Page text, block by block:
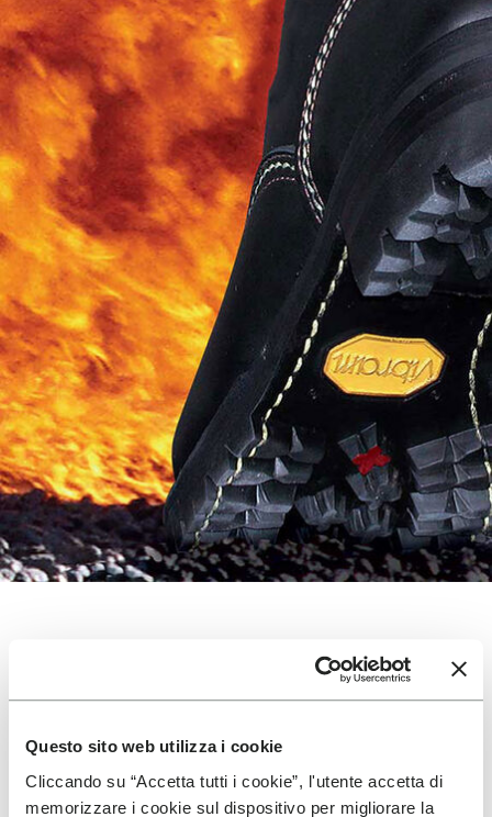
Questo sito web utilizza i cookie
Cliccando su “Accetta tutti i cookie”, l'utente accetta di
memorizzare i cookie sul dispositivo per migliorare la